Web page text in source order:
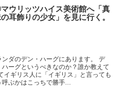
ウリッツハイス美術館へ「真
耳飾りの少女」を見に行く。
ダのデン・ハーグにあります。 デ
ーグというべきなのか？誰か教えて
イギリス人に「イギリス」と言っても
ぶかはこっちで勝手...